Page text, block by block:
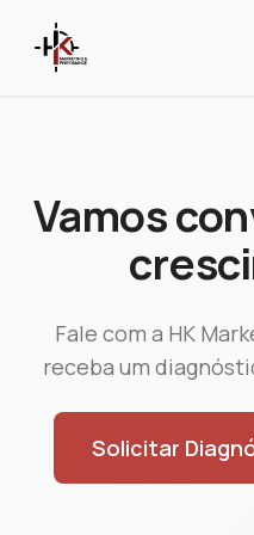
Vamos
Fale com a HK
receba um
Solicitar